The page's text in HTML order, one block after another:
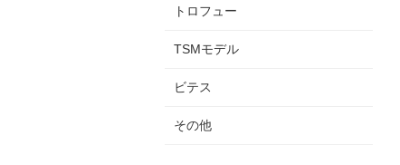
トロフュー
TSMモデル
ビテス
その他